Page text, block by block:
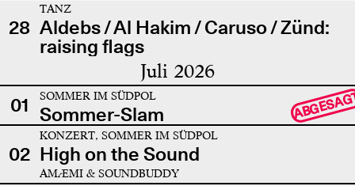
28
TANZ
Aldebs / Al Hakim / Caruso / Zünd:
raising flags
Juli 2026
01 SOMMER IM SÜDPOL
Sommer-Slam
02
KONZERT, SOMMER IM SÜDPOL
High on the Sound
AMÆMI & SOUNDBUDDY